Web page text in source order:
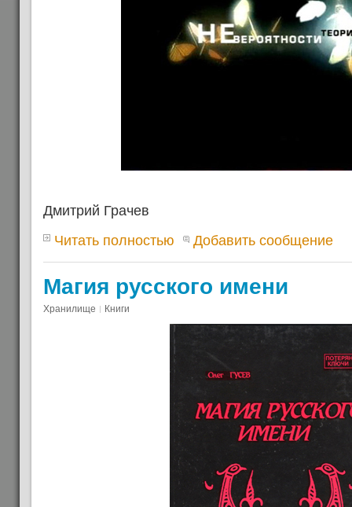
Дмитрий Грачев
Читать полностью
Добавить сообщение
Магия русского имени
Хранилище Книги